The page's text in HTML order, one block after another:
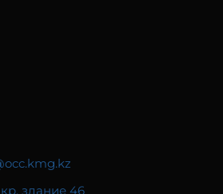
здание 46